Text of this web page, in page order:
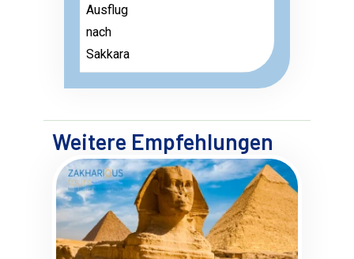
Ausflug
nach
Sakkara
Weitere Empfehlungen